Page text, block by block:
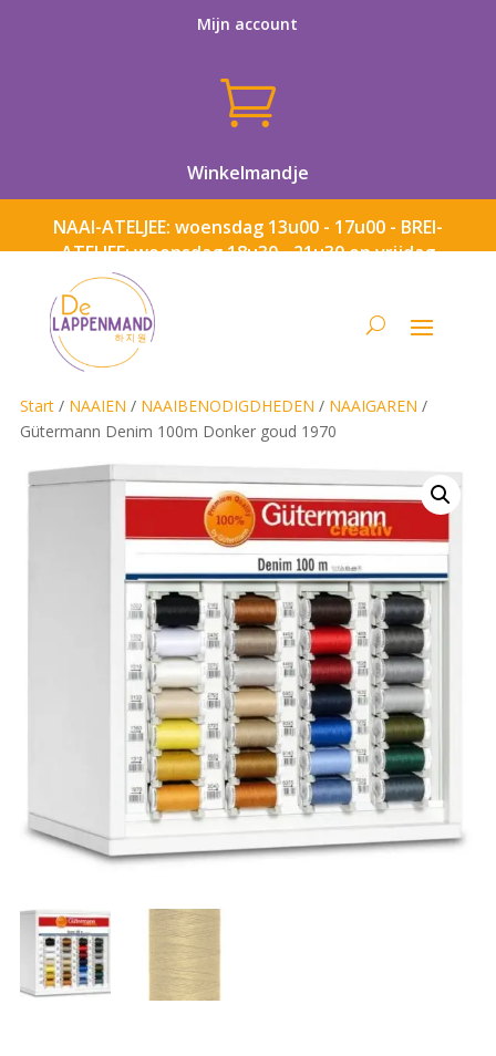
Mijn account

Winkelmandje
NAAI-ATELJEE: woensdag 13u00 - 17u00 - BREI-
ATELJEE: woensdag 18u30 - 21u30 en vrijdag
Start/ NAAIEN / NAAIBENODIGDHEDEN / NAAIGAREN /
Gütermann Denim 100m Donker goud 1970